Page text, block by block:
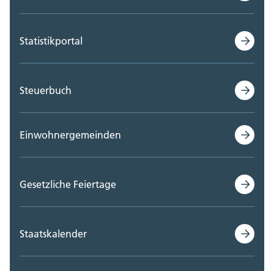
Statistikportal
Steuerbuch
Einwohnergemeinden
Gesetzliche Feiertage
Staatskalender